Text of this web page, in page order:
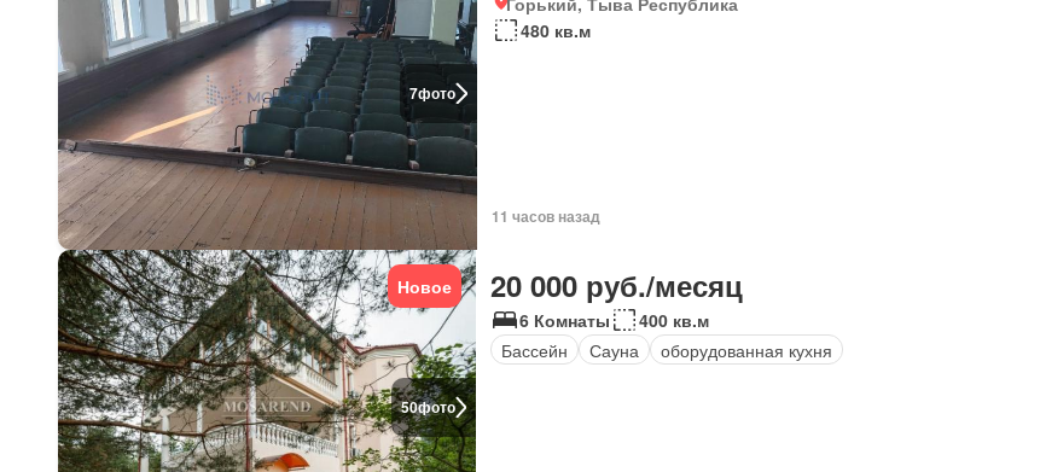
7фото
480 кв.м
11 часов назад
50фото
Новое 20 000 руб./месяц
6 Комнаты
400 кв.м
Бассейн
Сауна оборудованная кухня